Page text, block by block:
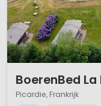
BoerenBed
Picardie, Frankrijk